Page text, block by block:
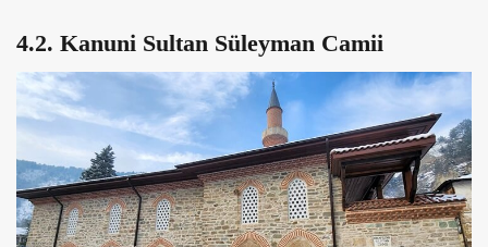
4.2. Kanuni Sultan Süleyman Camii